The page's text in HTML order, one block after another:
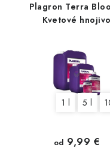
Plagron Terra
Kvetové hnojivo
1 l 5 l
od 9,99 €